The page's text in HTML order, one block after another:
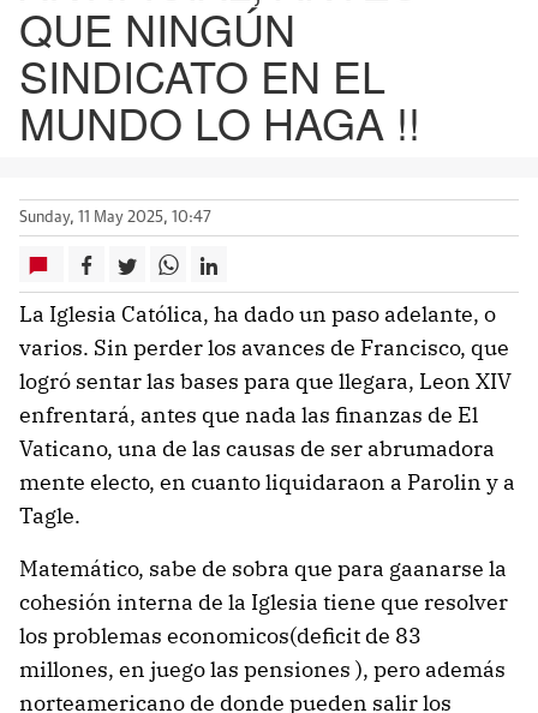
QUE NINGÚN
SINDICATO EN EL
MUNDO LO HAGA !!
Sunday, 11 May 2025, 10:47
La Iglesia Católica, ha dado un paso adelante, o
varios. Sin perder los avances de Francisco, que
logró sentar las bases para que llegara, Leon XIV
enfrentará, antes que nada las finanzas de El
Vaticano, una de las causas de ser abrumadora
mente electo, en cuanto liquidaraon a Parolin y a
Tagle.
Matemático, sabe de sobra que para gaanarse la
cohesión interna de la Iglesia tiene que resolver
los problemas economicos(deficit de 83
millones, en juego las pensiones ), pero además
norteamericano de donde pueden salir los